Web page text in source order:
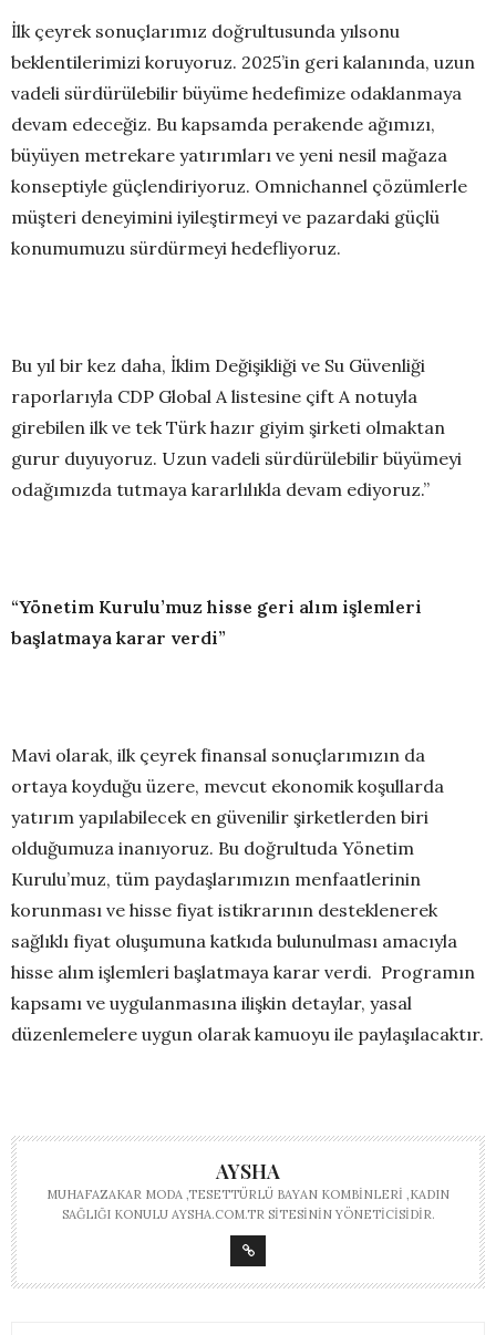
İlk çeyrek sonuçlarımız doğrultusunda yılsonu
beklentilerimizi koruyoruz. 2025’in geri kalanında, uzun
vadeli sürdürülebilir büyüme hedefimize odaklanmaya
devam edeceğiz. Bu kapsamda perakende ağımızı,
büyüyen metrekare yatırımları ve yeni nesil mağaza
konseptiyle güçlendiriyoruz. Omnichannel çözümlerle
müşteri deneyimini iyileştirmeyi ve pazardaki güçlü
konumumuzu sürdürmeyi hedefliyoruz.
Bu yıl bir kez daha, İklim Değişikliği ve Su Güvenliği
raporlarıyla CDP Global A listesine çift A notuyla
girebilen ilk ve tek Türk hazır giyim şirketi olmaktan
gurur duyuyoruz. Uzun vadeli sürdürülebilir büyümeyi
odağımızda tutmaya kararlılıkla devam ediyoruz.”
“Yönetim Kurulu’muz hisse geri alım işlemleri
başlatmaya karar verdi”
Mavi olarak, ilk çeyrek finansal sonuçlarımızın da
ortaya koyduğu üzere, mevcut ekonomik koşullarda
yatırım yapılabilecek en güvenilir şirketlerden biri
olduğumuza inanıyoruz. Bu doğrultuda Yönetim
Kurulu’muz, tüm paydaşlarımızın menfaatlerinin
korunması ve hisse fiyat istikrarının desteklenerek
sağlıklı fiyat oluşumuna katkıda bulunulması amacıyla
hisse alım işlemleri başlatmaya karar verdi. Programın
kapsamı ve uygulanmasına ilişkin detaylar, yasal
düzenlemelere uygun olarak kamuoyu ile paylaşılacaktır.
AYSHA
MUHAFAZAKAR MODA ,TESETTÜRLÜ BAYAN KOMBINLERI ,KADIN
SAĞLIĞI KONULU AYSHA.COM.TR SITESININ YÖNETICISIDIR.